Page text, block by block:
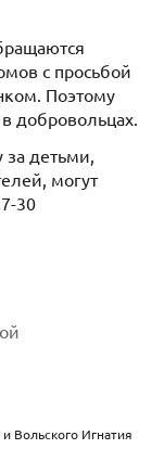
с просьбой
Поэтому
добровольцах.
детьми,
могут
30
Вольского Игнатия